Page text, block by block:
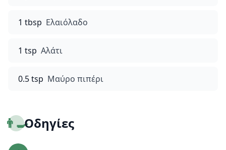
1 tbsp Ελαιόλαδο
1 tsp Αλάτι
0.5 tsp Μαύρο πιπέρι
👨‍🍳Οδηγίες